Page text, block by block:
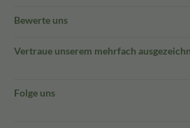
Bewerte uns
Vertraue unserem mehrfach
Folge uns